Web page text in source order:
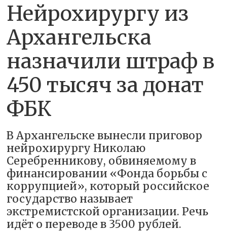
Нейрохирургу из
Архангельска
назначили штраф в
450 тысяч за донат
ФБК
В Архангельске вынесли приговор
нейрохирургу Николаю
Серебренникову, обвиняемому в
финансировании «Фонда борьбы с
коррупцией», который российское
государство называет
экстремистской организации. Речь
идёт о переводе в 3500 рублей.